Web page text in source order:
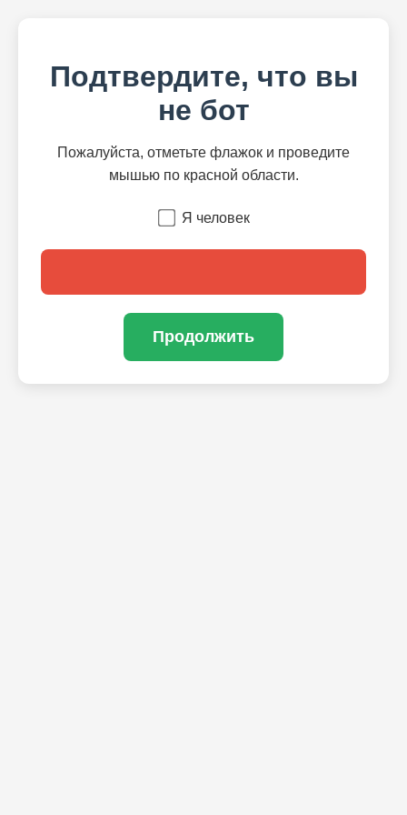
Подтвердите, что вы
не бот
Пожалуйста, отметьте флажок и проведите
мышью по красной области.
Я человек
Продолжить